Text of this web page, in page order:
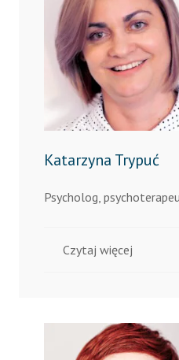
Katarzyna Trypuć
Psycholog,
Czytaj więcej